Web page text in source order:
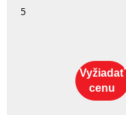
5
Vyžiadať
cenu